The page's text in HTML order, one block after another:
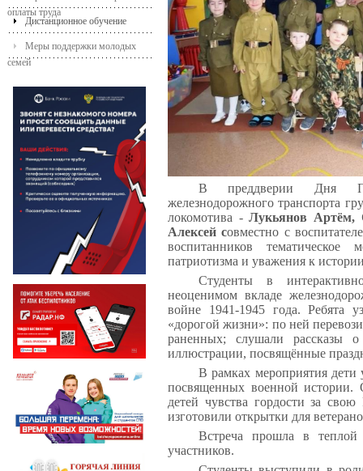
оплаты труда
Дистанционное обучение
Меры поддержки молодых
семей
В преддверии Дня
железнодорожного транспорта
локомотива -Лукьянов Артём,
Алексей совместно с
воспитанников тематическое
патриотизма и уважения к
Студенты в
неоценимом вкладе
войне 1941-1945 года. Ребята
«дорогой жизни»: по ней
раненных; слушали рассказы о
иллюстрации, посвящённые
В рамках мероприятия дети
посвященных военной истории.
детей чувства гордости за
изготовили открытки для
Встреча прошла в
участников.